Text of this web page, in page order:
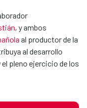
, y ambos
al productor de la
al desarrollo
pleno ejercicio de los